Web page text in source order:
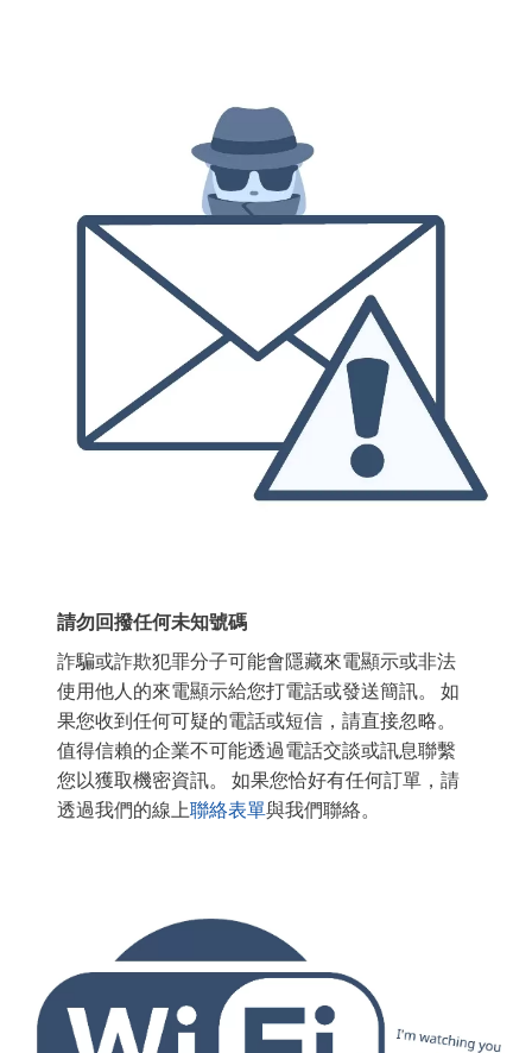
請勿回撥任何未知號碼
詐騙或詐欺犯罪分子可能會隱藏來電顯示或非法
使用他人的來電顯示給您打電話或發送簡訊。 如
果您收到任何可疑的電話或短信，請直接忽略。
值得信賴的企業不可能透過電話交談或訊息聯繫
您以獲取機密資訊。 如果您恰好有任何訂單，請
透過我們的線上聯絡表單與我們聯絡。